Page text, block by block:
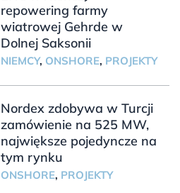
repowering farmy
wiatrowej Gehrde w
Dolnej Saksonii
NIEMCY, ONSHORE, PROJEKTY
Nordex zdobywa w Turcji
zamówienie na 525 MW,
największe pojedyncze na
tym rynku
ONSHORE, PROJEKTY